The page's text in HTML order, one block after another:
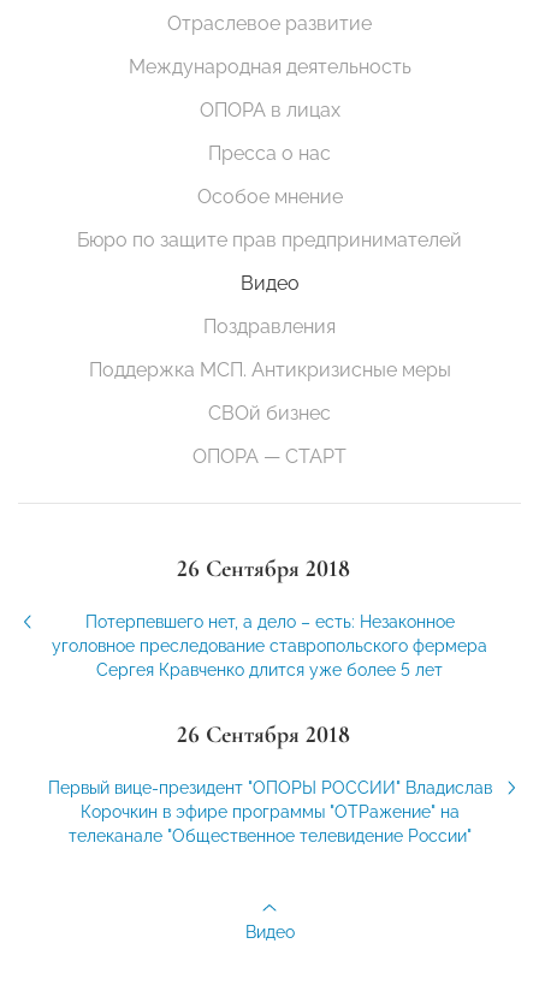
Отраслевое развитие
Международная деятельность
ОПОРА в лицах
Пресса о нас
Особое мнение
Бюро по защите прав предпринимателей
Видео
Поздравления
Поддержка МСП. Антикризисные меры
СВОй бизнес
ОПОРА — СТАРТ
26 Сентября 2018
Потерпевшего нет, а дело – есть: Незаконное
уголовное преследование ставропольского фермера
Сергея Кравченко длится уже более 5 лет
26 Сентября 2018
Первый вице-президент "ОПОРЫ РОССИИ" Владислав
Корочкин в эфире программы "ОТРажение" на
телеканале "Общественное телевидение России"
Видео